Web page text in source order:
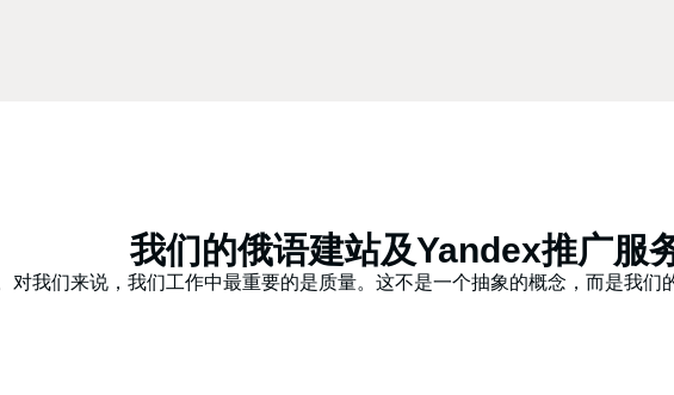
我们的俄语建站及Yandex推广服
对我们来说，我们工作中最重要的是质量。这不是一个抽象的概念，而是我们